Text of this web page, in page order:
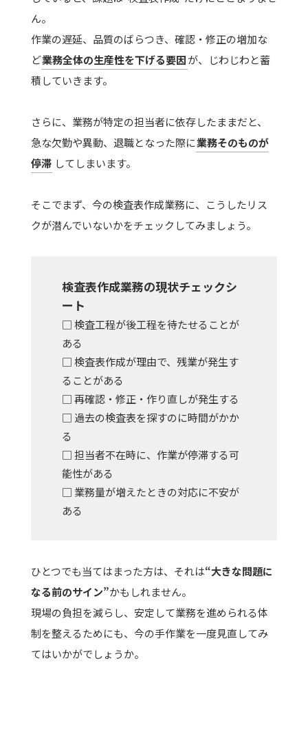
ん。
作業の遅延、品質のばらつき、確認・修正の増加な
ど業務全体の生産性を下げる要因が、じわじわと蓄
積していきます。
さらに、業務が特定の担当者に依存したままだと、
急な欠勤や異動、退職となった際に業務そのものが
停滞 してしまいます。
そこでまず、今の検査表作成業務に、こうしたリス
クが潜んでいないかをチェックしてみましょう。
検査表作成業務の現状チェックシ
ート
□ 検査工程が後工程を待たせることが
ある
□ 検査表作成が理由で、残業が発生す
ることがある
□ 再確認・修正・作り直しが発生する
□ 過去の検査表を探すのに時間がかか
る
□ 担当者不在時に、作業が停滞する可
能性がある
□ 業務量が増えたときの対応に不安が
ある
ひとつでも当てはまった方は、それは“大きな問題に
なる前のサイン”かもしれません。
現場の負担を減らし、安定して業務を進められる体
制を整えるためにも、今の手作業を一度見直してみ
てはいかがでしょうか。